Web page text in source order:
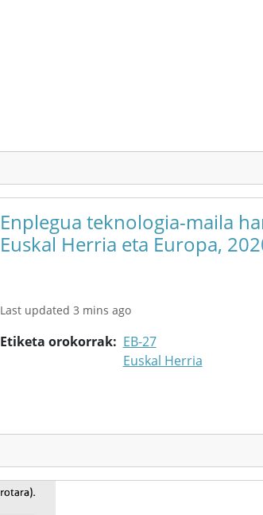
Enplegua teknologia-maila
Euskal Herria eta Europa,
Last updated 3 mins ago
Etiketa orokorrak
EB-27
Euskal Herria